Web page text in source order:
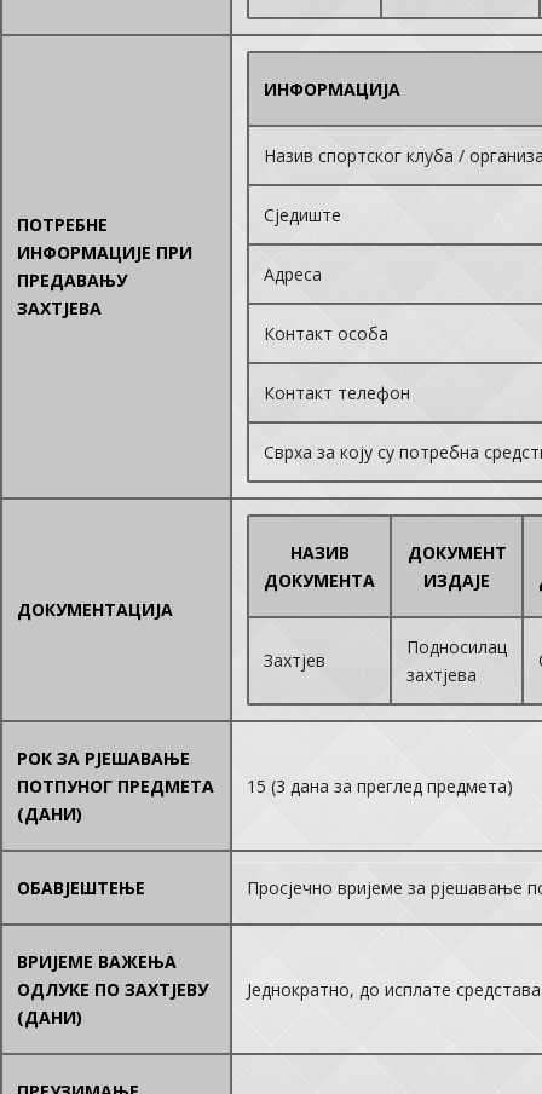
ПОТРЕБНЕ
ИНФОРМАЦИЈЕ ПРИ
ПРЕДАВАЊУ
ЗАХТЈЕВА
ИНФОРМАЦИЈА
Назив спортског клуба /
Сједиште
Адреса
Контакт особа
Контакт телефон
Сврха за коју су потребна
ДОКУМЕНТАЦИЈА
НАЗИВ
ДОКУМЕНТА
ДОКУМЕНТ
ИЗДАЈЕ
Захтјев
Подносилац
захтјева
РОК ЗА РЈЕШАВАЊЕ
ПОТПУНОГ ПРЕДМЕТА
(ДАНИ)
15 (3 дана за преглед предмета)
ОБАВЈЕШТЕЊЕ Просјечно вријеме за рјешавање
ВРИЈЕМЕ ВАЖЕЊА
ОДЛУКЕ ПО ЗАХТЈЕВУ
(ДАНИ)
Једнократно, до исплате